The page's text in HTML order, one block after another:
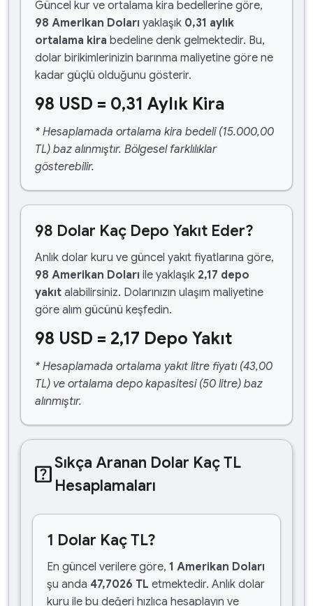
Güncel kur ve ortalama kira bedellerine göre,
98 Amerikan Doları yaklaşık 0,31 aylık
ortalama kira bedeline denk gelmektedir. Bu,
dolar birikimlerinizin barınma maliyetine göre ne
kadar güçlü olduğunu gösterir.
98 USD = 0,31 Aylık Kira
* Hesaplamada ortalama kira bedeli (15.000,00
TL) baz alınmıştır. Bölgesel farklılıklar
gösterebilir.
98 Dolar Kaç Depo Yakıt Eder?
Anlık dolar kuru ve güncel yakıt fiyatlarına göre,
98 Amerikan Doları ile yaklaşık 2,17 depo
yakıt alabilirsiniz. Dolarınızın ulaşım maliyetine
göre alım gücünü keşfedin.
98 USD = 2,17 Depo Yakıt
* Hesaplamada ortalama yakıt litre fiyatı (43,00
TL) ve ortalama depo kapasitesi (50 litre) baz
alınmıştır.
help_centerSıkça Aranan Dolar Kaç TL
Hesaplamaları
1 Dolar Kaç TL?
En güncel verilere göre, 1 Amerikan Doları
şu anda 47,7026 TL etmektedir. Anlık dolar
kuru ile bu değeri hızlıca hesaplayın ve